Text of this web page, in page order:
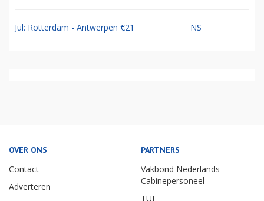
Jul: Rotterdam - Antwerpen €21 NS
OVER ONS
Contact
Adverteren
PARTNERS
Vakbond Nederlands
Cabinepersoneel
TUI